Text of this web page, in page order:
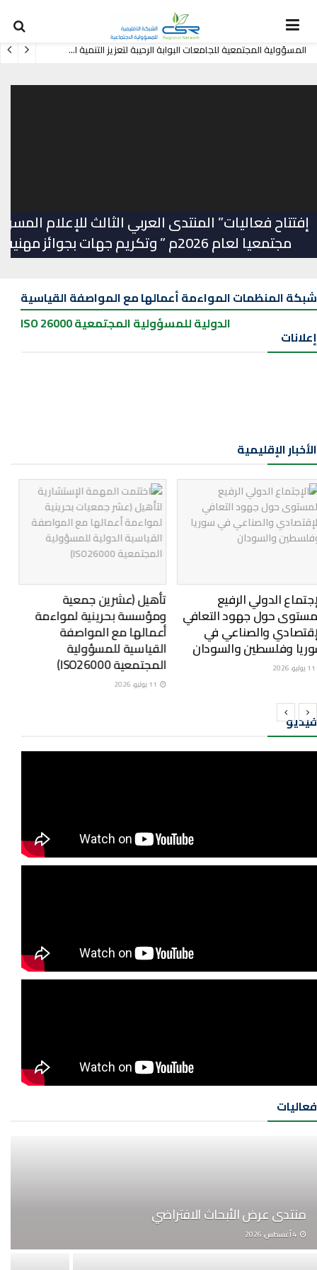
المسؤولية المجتمعية للجامعات البوابة الرحيبة لتعزيز التنمية المستدامة
إفتتاح فعاليات” المنتدى العربي الثالث للإعلام
مجتمعيا لعام 2026م ” وتكريم جهات بجوائز مهنية
شبكة المنظمات المواءمة أعمالها مع المواصفة القياسية
الدولية للمسؤولية المجتمعية ISO 26000
إعلانات
الأخبار الإقليمية
تأهيل (عشرين جمعية
ومؤسسة بحرينية لمواءمة
أعمالها مع المواصفة
القياسية للمسؤولية
المجتمعية ISO26000)
جائزة المسؤولية المجتمعية
للشركات بالدول العربية لعام
٢٠٢٦م
11 يوليو، 2026
فيديو
فعاليات
منتدى عرض الأبحاث الافتراضي